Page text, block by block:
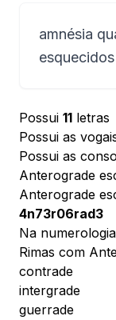
amnésia
Possui 11 letras
Possui as
Possui as
Anterograde
Anterograde
4n73r06rad3
Na
Rimas com
contrade
intergrade
guerrade